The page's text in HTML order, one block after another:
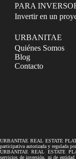
PARA
Invertir en un
URBANITAE
Quiénes Somos
Blog
Contacto
URBANITAE REAL ESTATE
participativa autorizada y regulada
URBANITAE REAL ESTATE
servicios de inversión, ni de